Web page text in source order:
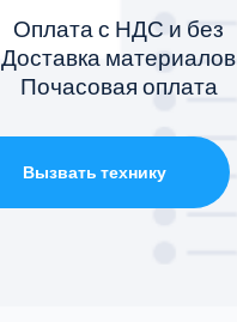
Оплата с НДС и без
Доставка материалов
Почасовая оплата
Вызвать технику